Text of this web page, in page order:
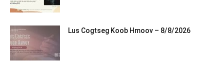
Lus Cogtseg Koob Hmoov – 8/8/2026